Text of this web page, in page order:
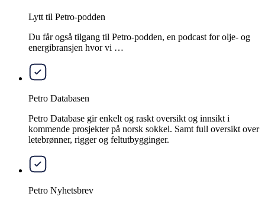
Lytt til Petro-podden
Du får også tilgang til Petro-podden, en podcast for olje- og
energibransjen hvor vi …
Petro Databasen
Petro Database gir enkelt og raskt oversikt og innsikt i
kommende prosjekter på norsk sokkel. Samt full oversikt over
letebrønner, rigger og feltutbygginger.
Petro Nyhetsbrev